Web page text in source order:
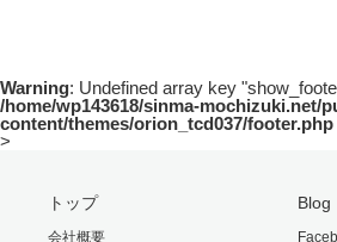
Warning: Undefined array key
/home/wp143618/sinma-mochizuki.net/
content/themes/orion_tcd037/footer.php
>
トップ
会社概要
Blog